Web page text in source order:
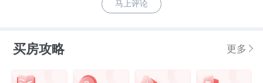
马上评论
买房攻略 更多